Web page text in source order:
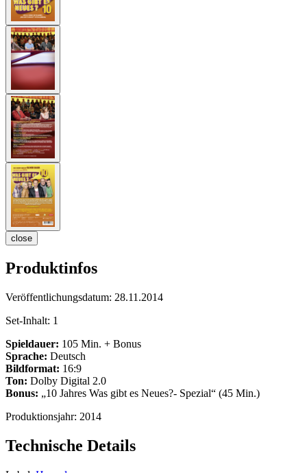
close
Produktinfos
Veröffentlichungsdatum: 28.11.2014
Set-Inhalt: 1
Spieldauer: 105 Min. + Bonus
Sprache: Deutsch
Bildformat: 16:9
Ton: Dolby Digital 2.0
Bonus: „10 Jahres Was gibt es Neues?- Spezial“ (45 Min.)
Produktionsjahr: 2014
Technische Details